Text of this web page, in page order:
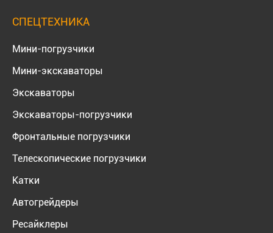
СПЕЦТЕХНИКА
Мини-погрузчики
Мини-экскаваторы
Экскаваторы
Экскаваторы-погрузчики
Фронтальные погрузчики
Телескопические погрузчики
Катки
Автогрейдеры
Ресайклеры